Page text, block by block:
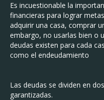
Es incuestionable la
financieras para lograr
adquirir una casa, comprar
embargo, no usarlas bien o
deudas existen para cada
como el endeudamiento
Las deudas se dividen en
garantizadas.